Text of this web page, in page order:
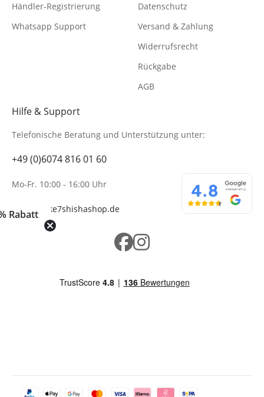
Rabatt
Hilfe & Support
Telefonische Beratung und Unterstützung unter:
+49 (0)6074 816 01 60
Mo-Fr. 10:00 - 16:00 Uhr
info@wolke7shishashop.de
Händler-Registrierung
Whatsapp Support
Datenschutz
Versand & Zahlung
Widerrufsrecht
Rückgabe
AGB